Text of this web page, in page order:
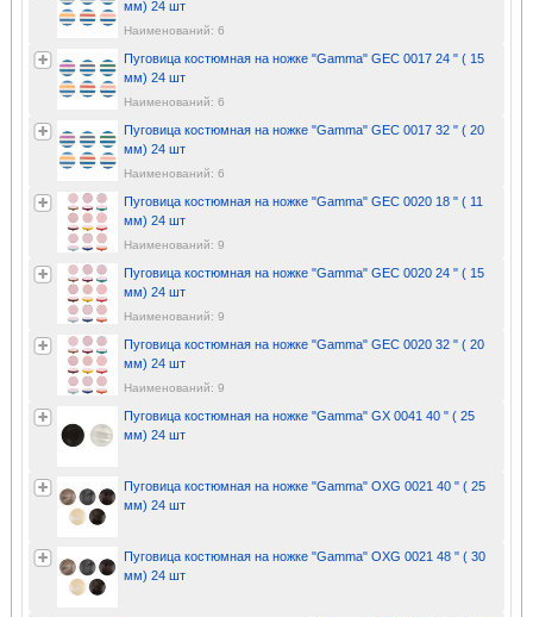
мм) 24 шт
Наименований: 6
Пуговица костюмная на ножке "Gamma" GEC 0017 24 " ( 15
мм) 24 шт
Наименований: 6
Пуговица костюмная на ножке "Gamma" GEC 0017 32 " ( 20
мм) 24 шт
Наименований: 6
Пуговица костюмная на ножке "Gamma" GEC 0020 18 " ( 11
мм) 24 шт
Наименований: 9
Пуговица костюмная на ножке "Gamma" GEC 0020 24 " ( 15
мм) 24 шт
Наименований: 9
Пуговица костюмная на ножке "Gamma" GEC 0020 32 " ( 20
мм) 24 шт
Наименований: 9
Пуговица костюмная на ножке "Gamma" GX 0041 40 " ( 25
мм) 24 шт
Пуговица костюмная на ножке "Gamma" OXG 0021 40 " ( 25
мм) 24 шт
Пуговица костюмная на ножке "Gamma" OXG 0021 48 " ( 30
мм) 24 шт